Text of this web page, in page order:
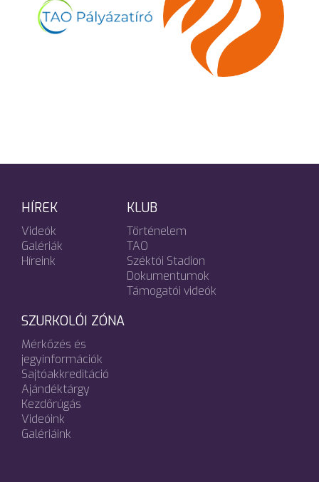
HÍREK
Videók
Galériák
Híreink
KLUB
Történelem
TAO
Széktói Stadion
Dokumentumok
Támogatói videók
SZURKOLÓI ZÓNA
Mérkőzés és
jegyinformációk
Sajtóakkreditáció
Ajándéktárgy
Kezdőrúgás
Videóink
Galériáink